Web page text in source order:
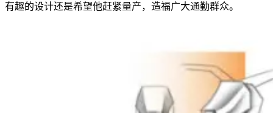
有趣的设计还是希望他赶紧量产，造福广大通勤群众。